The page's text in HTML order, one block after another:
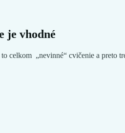
je vhodné
celkom „nevinné“ cvičenie a preto